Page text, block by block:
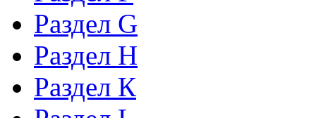
Раздел G
Раздел H
Раздел К